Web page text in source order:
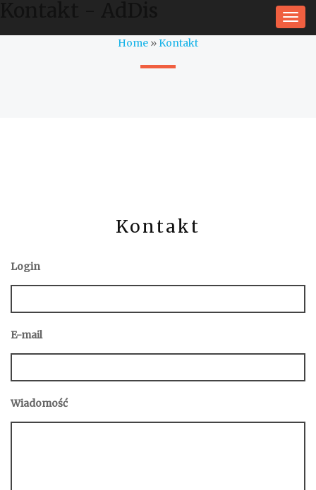
Home »Kontakt
Kontakt
Login
E-mail
Wiadomość